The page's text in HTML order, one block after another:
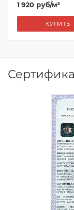
1 920 руб/м³
КУПИТЬ